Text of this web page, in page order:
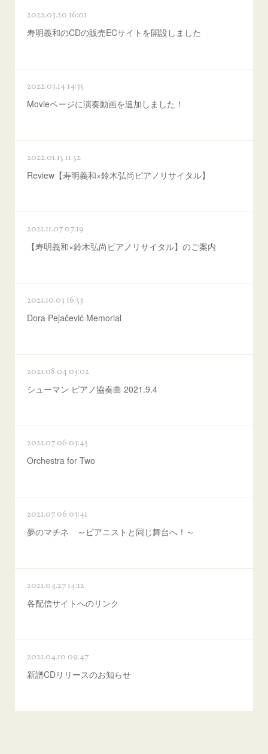
2022.03.20 16:01
寿明義和のCDの販売ECサイトを開設しました
2022.03.14 14:35
Movieページに演奏動画を追加しました！
2022.01.15 11:52
Review【寿明義和×鈴木弘尚ピアノリサイタル】
2021.11.07 07:19
【寿明義和×鈴木弘尚ピアノリサイタル】のご案内
2021.10.03 16:53
Dora Pejačević Memorial
2021.08.04 03:02
シューマン ピアノ協奏曲 2021.9.4
2021.07.06 03:45
Orchestra for Two
2021.07.06 03:41
夢のマチネ ～ピアニストと同じ舞台へ！～
2021.04.27 14:12
各配信サイトへのリンク
2021.04.10 09:47
新譜CDリリースのお知らせ